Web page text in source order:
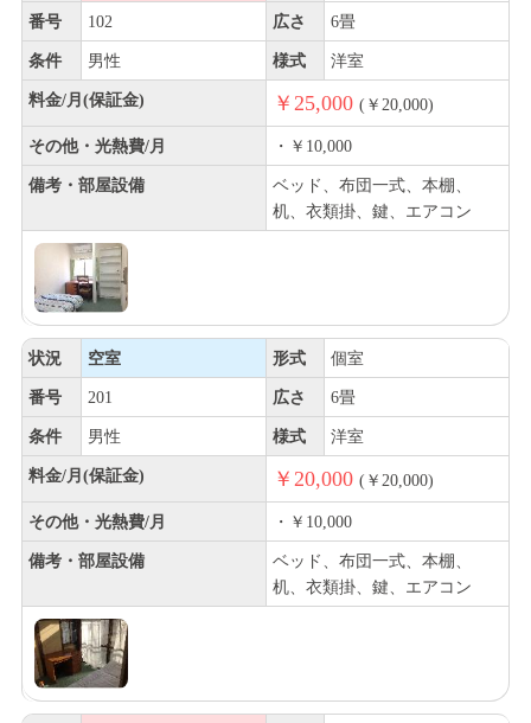
番号 102 広さ 6畳
条件 男性 様式 洋室
料金/月(保証金) ￥25,000 (￥20,000)
その他・光熱費/月 ・￥10,000
備考・部屋設備
ベッド、布団一式、本棚、
机、衣類掛、鍵、エアコン
状況 空室 形式 個室
番号 201 広さ 6畳
条件 男性 様式 洋室
料金/月(保証金) ￥20,000 (￥20,000)
その他・光熱費/月 ・￥10,000
備考・部屋設備
ベッド、布団一式、本棚、
机、衣類掛、鍵、エアコン